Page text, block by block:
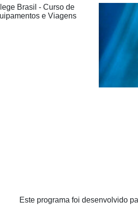
Este programa foi desenvolvido